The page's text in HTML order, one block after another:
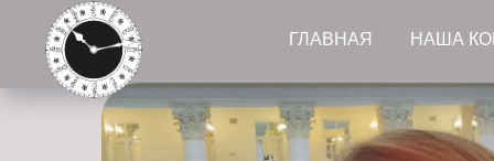
ГЛАВНАЯ НАША